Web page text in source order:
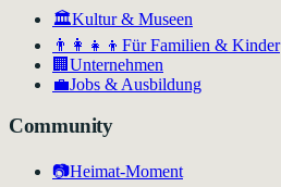
🏛Kultur & Museen
👨‍👩‍👧‍👦 Für Familien & Kinder
🏢 Unternehmen
💼Jobs & Ausbildung
Community
📷Heimat-Moment